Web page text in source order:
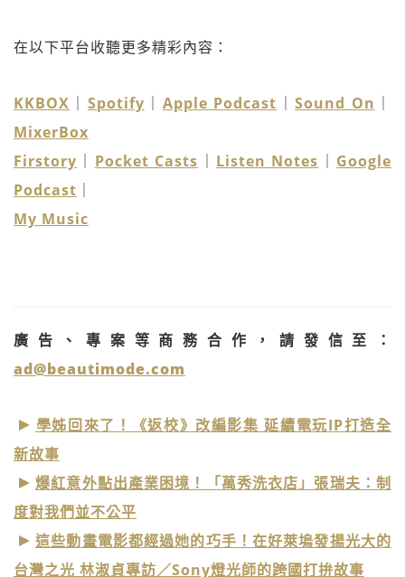
在以下平台收聽更多精彩內容：
KKBOX Spotify Apple Podcast ｜Sound On
MixerBox
Firstory
Pocket Casts Listen Notes
Google
Podcast
My Music
廣告、專案等商務合作，請發信至：
ad@beautimode.com
學姊回來了！《返校》改編影集 延續電玩IP打造全
新故事
爆紅意外點出產業困境！「萬秀洗衣店」張瑞夫：制
度對我們並不公平
這些動畫電影都經過她的巧手！在好萊塢發揚光大的
台灣之光 林淑貞專訪／Sony燈光師的跨國打拚故事